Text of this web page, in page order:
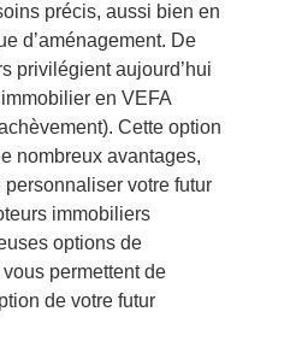
précis, aussi bien en
d’aménagement. De
privilégient aujourd’hui
en VEFA
Cette option
nombreux avantages,
votre futur
immobiliers
options de
permettent de
de votre futur